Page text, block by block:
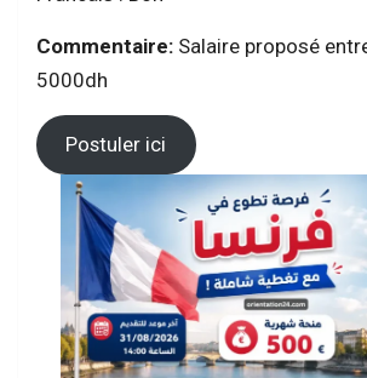
Commentaire: Salaire proposé
5000dh
Postuler ici